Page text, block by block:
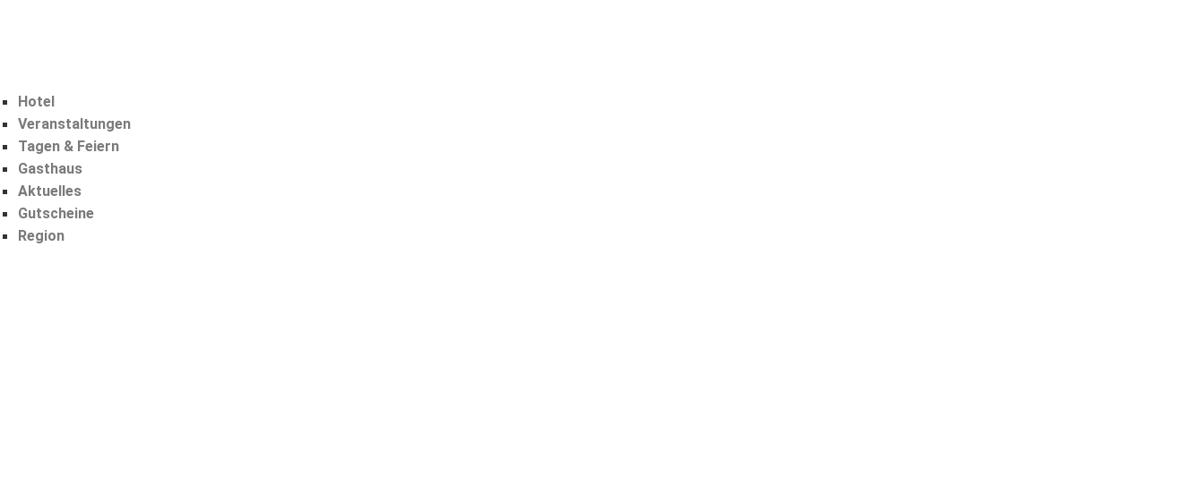
Hotel
Veranstaltungen
Tagen & Feiern
Gasthaus
Aktuelles
Gutscheine
Region